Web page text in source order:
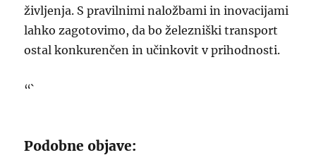
življenja. S pravilnimi naložbami in inovacijami
lahko zagotovimo, da bo železniški transport
ostal konkurenčen in učinkovit v prihodnosti.
“`
Podobne objave: